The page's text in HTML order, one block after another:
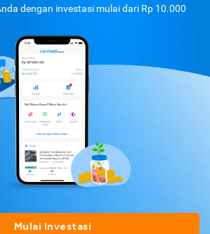
dengan investasi mulai dari Rp 10.000
Mulai Investasi